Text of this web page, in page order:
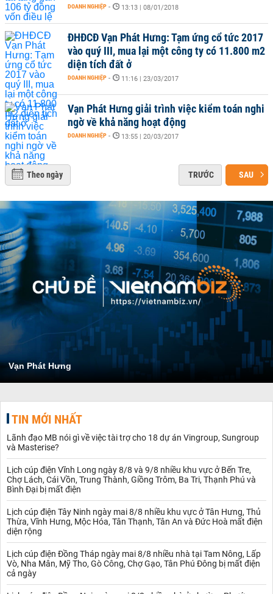
DOANH NGHIỆP - 13:13 | 08/01/2018
ĐHĐCĐ Vạn Phát Hưng: Tạm ứng cổ tức 2017
vào quý III, mua lại một công ty có 11.800 m2
diện tích đất ở
DOANH NGHIỆP - 11:16 | 23/03/2017
Vạn Phát Hưng giải trình việc kiểm toán nghi
ngờ về khả năng hoạt động
DOANH NGHIỆP - 13:55 | 20/03/2017
Theo ngày TRƯỚC SAU
Vạn Phát Hưng
TIN MỚI NHẤT
Lãnh đạo MB nói gì về việc tài trợ cho 18 dự án Vingroup, Sungroup
và Masterise?
Lịch cúp điện Vĩnh Long ngày 8/8 và 9/8 nhiều khu vực ở Bến Tre,
Chợ Lách, Cái Vồn, Trung Thành, Giồng Trôm, Ba Tri, Thạnh Phú và
Bình Đại bị mất điện
Lịch cúp điện Tây Ninh ngày mai 8/8 nhiều khu vực ở Tân Hưng, Thủ
Thừa, Vĩnh Hưng, Mộc Hóa, Tân Thạnh, Tân An và Đức Hoà mất điện
diện rộng
Lịch cúp điện Đồng Tháp ngày mai 8/8 nhiều nhà tại Tam Nông, Lấp
Vò, Nha Mân, Mỹ Tho, Gò Công, Chợ Gạo, Tân Phú Đông bị mất điện
cả ngày